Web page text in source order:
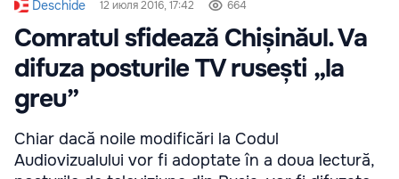
Deschide 12 июля 2016, 17:42 664
Comratul sfidează Chișinăul. Va
difuza posturile TV rusești „la
greu”
Chiar dacă noile modificări la Codul
Audiovizualului vor fi adoptate în a doua lectură,